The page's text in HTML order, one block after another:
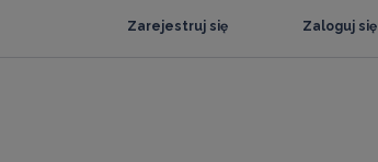
Zarejestruj się Zaloguj się